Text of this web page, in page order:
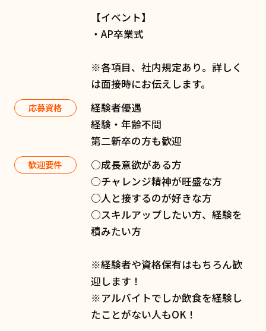
【イベント】
・AP卒業式
※各項目、社内規定あり。詳しく
は面接時にお伝えします。
応募資格
経験者優遇
経験・年齢不問
第二新卒の方も歓迎
歓迎要件
○成長意欲がある方
○チャレンジ精神が旺盛な方
○人と接するのが好きな方
○スキルアップしたい方、経験を
積みたい方
※経験者や資格保有はもちろん歓
迎します！
※アルバイトでしか飲食を経験し
たことがない人もOK！